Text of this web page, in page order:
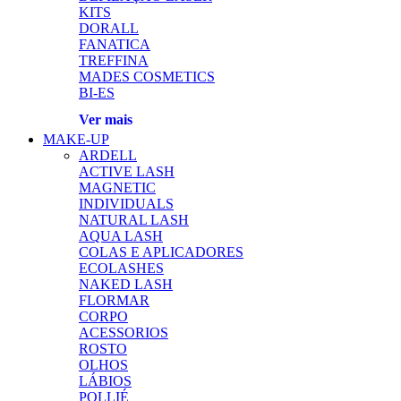
KITS
DORALL
FANATICA
TREFFINA
MADES COSMETICS
BI-ES
Ver mais
MAKE-UP
ARDELL
ACTIVE LASH
MAGNETIC
INDIVIDUALS
NATURAL LASH
AQUA LASH
COLAS E APLICADORES
ECOLASHES
NAKED LASH
FLORMAR
CORPO
ACESSORIOS
ROSTO
OLHOS
LÁBIOS
POLLIÉ